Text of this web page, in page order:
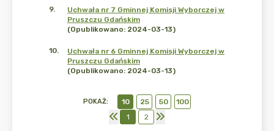
9.
Uchwała nr 7 Gminnej Komisji Wyborczej w
Pruszczu Gdańskim
(Opublikowano: 2024-03-13)
10.
Uchwała nr 6 Gminnej Komisji Wyborczej w
Pruszczu Gdańskim
(Opublikowano: 2024-03-13)
POKAŻ: 10 25 50
100
1
2